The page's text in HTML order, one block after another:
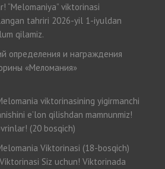
“Melomaniya” viktorinasi
tahriri 2026-yil 1-iyuldan
qilamiz.
определения и награждения
«Меломания»
viktorinasining yigirmanchi
e’lon qilishdan mamnunmiz!
(20 bosqich)
Viktorinasi (18-bosqich)
Siz uchun! Viktorinada